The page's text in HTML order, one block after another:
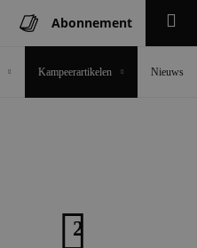
Abonnement
Kampeerartikelen Nieuws
2